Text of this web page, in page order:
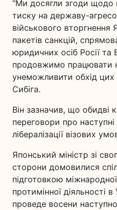
"Ми досягли згоди щодо
тиску на державу-
військового вторгнення
пакетів санкцій,
юридичних осіб Росії та
продовжимо працювати
унеможливити обхід цих
Сибіга.
Він зазначив, що обидві
переговори про
лібералізації візових
Японський міністр зі
сторони домовилися
підготовкою
протимінної діяльності в
проведе восени